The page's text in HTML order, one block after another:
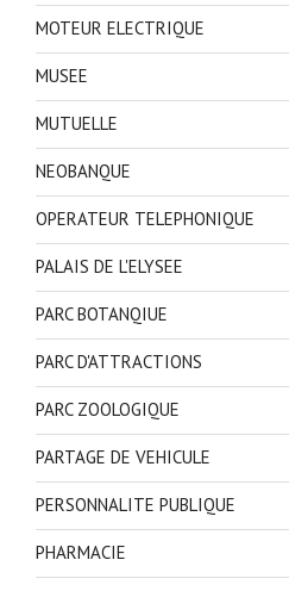
MOTEUR ELECTRIQUE
MUSEE
MUTUELLE
NEOBANQUE
OPERATEUR TELEPHONIQUE
PALAIS DE L'ELYSEE
PARC BOTANQIUE
PARC D'ATTRACTIONS
PARC ZOOLOGIQUE
PARTAGE DE VEHICULE
PERSONNALITE PUBLIQUE
PHARMACIE